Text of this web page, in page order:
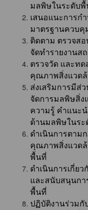
มลพิษในระดับพื้
เสนอแนะการก
มาตรฐานควบคุ
ติดตาม ตรวจส
จัดทำรายงานส
ตรวจวัด และทด
คุณภาพสิ่งแวดล้
ส่งเสริมการมีส่
จัดการมลพิษสิ่ง
ความรู้ คำแนะ
ด้านมลพิษในร
ดำเนินการตาม
คุณภาพสิ่งแวดล้
พื้นที่
ดำเนินการเกี่ย
และสนับสนุนกา
พื้นที่
ปฏิบัติงานร่วมกั